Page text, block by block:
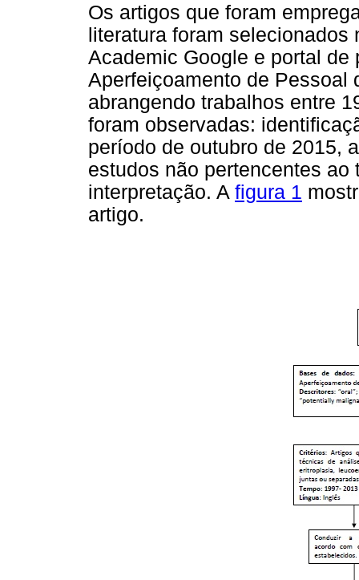
Os artigos que foram
literatura foram selecionados
Academic Google e portal
Aperfeiçoamento de Pessoal
abrangendo trabalhos entre
foram observadas:
período de outubro de 2015,
estudos não pertencentes
interpretação. A figura 1
artigo.